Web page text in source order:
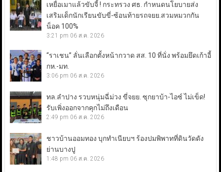
เหยื่อเมาแล้วขับจี้ ! กระทรวง ศธ. กำหนดนโยบายส่ง
เสริมเด็กนักเรียนขับขี่-ซ้อนท้ายรถจยย.สวมหมวกกัน
น็อค 100%
3:21 pm 06 ส.ค. 2026
“ราเชน” ลั่นเลือกตั้งหน้ากวาด สส. 10 ที่นั่ง พร้อมยึดเก้าอี้
กห.-มท.
3:06 pm 06 ส.ค. 2026
ทล.ลำปาง รวบหนุ่มฉี่ม่วง ขี่จยย. ซุกยาบ้า-ไอซ์ ไม่เข็ด!
รับเพิ่งออกจากคุกไม่ถึงเดือน
2:49 pm 06 ส.ค. 2026
ชาวบ้านออมทอง บุกทำเนียบฯ ร้องปมพิพาทที่ดินวัดดัง
ย่านบางปู
1:48 pm 06 ส.ค. 2026